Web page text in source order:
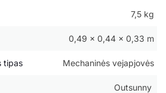
7,5 kg
0,49 × 0,44 × 0,33 m
tipas Mechaninės vejapjovės
Outsunny